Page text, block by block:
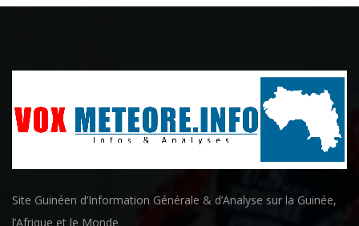
Site Guinéen d’Information Générale & d’Analyse sur la Guinée,
l’Afrique et le Monde